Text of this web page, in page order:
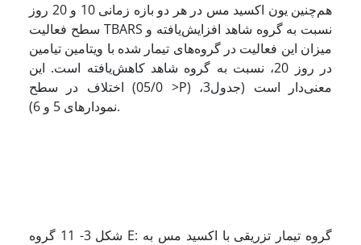
هم‌چنین یون اکسید مس در هر دو بازه زمانی 10 و 20 روز
سطح فعالیت TBARS نسبت به گروه شاهد افزایش‌یافته و
میزان این فعالیت در گروه‌های تیمار شده با ویتامین تیامین
در روز 20، نسبت به گروه شاهد کاهش‌یافته است. این
اختلاف در سطح (05/0 >P) معنی‌دار است (جدول3،
نمودارهای 5 و 6).
شکل 3- 11 گروه E: گروه تیمار تزریقی با اکسید مس به